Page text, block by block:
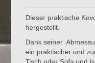
Dieser praktische
hergestellt.
Dank seiner
ein praktischer und
Tisch oder Sofa und